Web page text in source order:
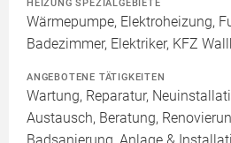
Wärmepumpe, Elektroheizung,
Badezimmer, Elektriker, KFZ
ANGEBOTENE TÄTIGKEITEN
Wartung, Reparatur,
Austausch, Beratung,
Badsanierung, Anlage &